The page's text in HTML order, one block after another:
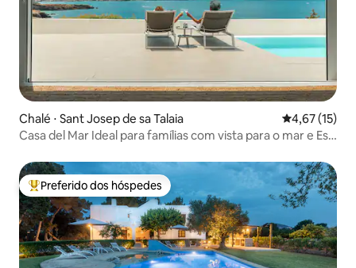
Chalé ⋅ Sant Josep de sa Talaia 4,67 de uma
4,67 (15)
Casa del Mar Ideal para famílias com vista para o mar e Es
Entre os melhores preferidos dos hóspedes
Preferido dos hóspedes